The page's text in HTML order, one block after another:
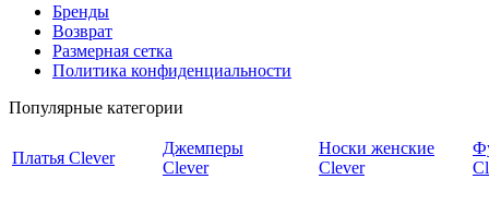
Бренды
Возврат
Размерная сетка
Политика конфиденциальности
Популярные категории
Платья Clever
Джемперы
Clever
Носки женские
Clever